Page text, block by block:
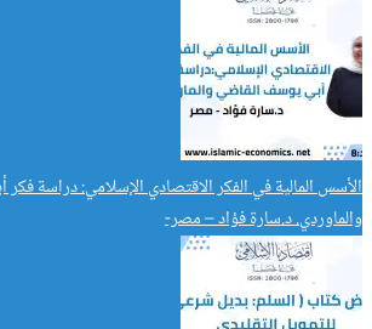
الأسس المالية في الفكر الاقتصادي الإسلامي: دراسة
والماوردي. د.سارة فؤاد – مصر-